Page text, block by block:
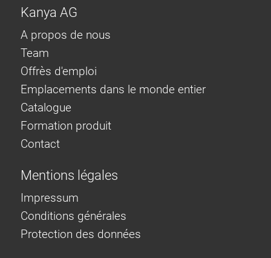
Kanya AG
A propos de nous
Team
Offrès d'emploi
Emplacements dans le monde entier
Catalogue
Formation produit
Contact
Mentions légales
Impressum
Conditions générales
Protection des données